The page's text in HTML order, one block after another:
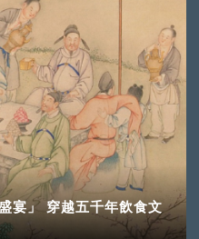
宴」 穿越五千年飲食文